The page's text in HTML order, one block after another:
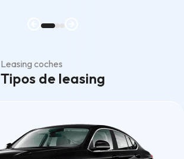
Leasing coches
Tipos de leasing